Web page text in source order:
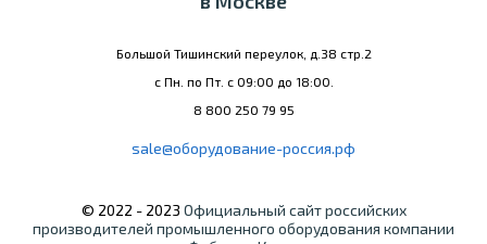
Большой Тишинский переулок, д.38 стр.2
с Пн. по Пт. с 09:00 до 18:00.
8 800 250 79 95
sale@оборудование-россия.рф
© 2022 - 2023 Официальный сайт российских
производителей промышленного оборудования компании